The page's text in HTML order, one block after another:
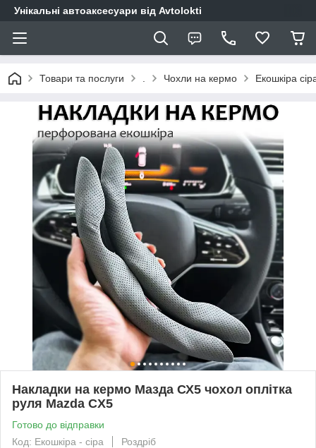
Унікальні автоаксесуари від Avtolokti
Товари та послуги Чохли на кермо Екошкіра
Накладки на кермо Мазда СХ5 чохол оплітка
руля Mazda CX5
Готово до відправки
Код: Екошкіра - сіра
Роздріб